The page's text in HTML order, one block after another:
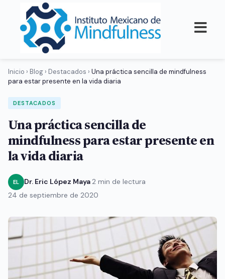
Inicio › Blog › Destacados › Una práctica sencilla de mindfulness
para estar presente en la vida diaria
DESTACADOS
Una práctica sencilla de
mindfulness para estar presente en
la vida diaria
EL Dr. Eric López Maya2 min de lectura
24 de septiembre de 2020